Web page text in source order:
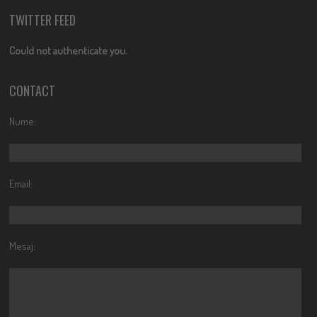
TWITTER FEED
Could not authenticate you.
CONTACT
Nume:
Email:
Mesaj: